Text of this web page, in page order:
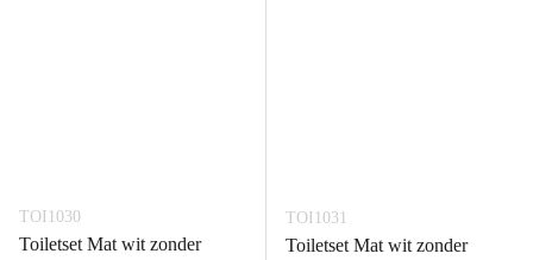
TOI1030
Toiletset Mat wit zonder
TOI1031
Toiletset Mat wit zonder